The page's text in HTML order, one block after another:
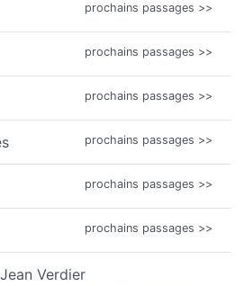
prochains passages >>
prochains passages >>
prochains passages >>
prochains passages >>
prochains passages >>
prochains passages >>
Verdier